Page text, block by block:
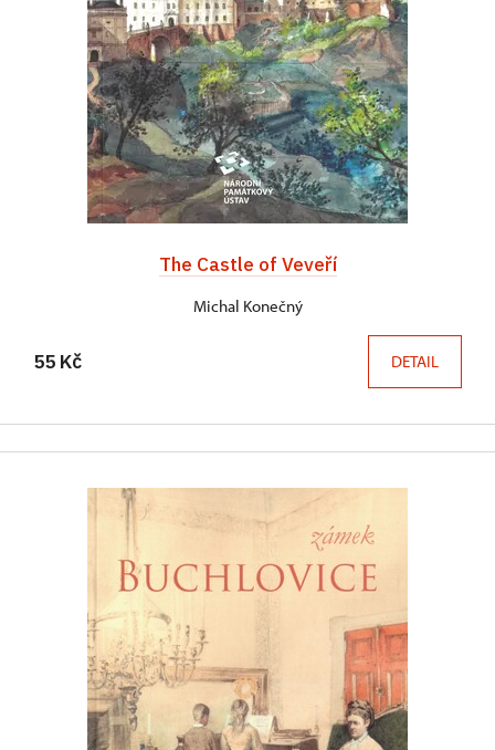
The Castle of Veveří
Michal Konečný
55 Kč DETAIL